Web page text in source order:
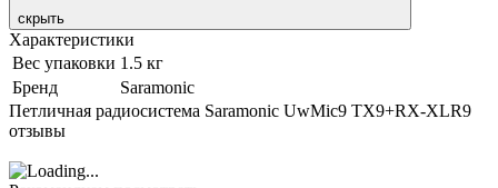
скрыть
Характеристики
Вес упаковки 1.5 кг
Бренд
Saramonic
Петличная радиосистема Saramonic UwMic9 TX9+RX-XLR9
отзывы